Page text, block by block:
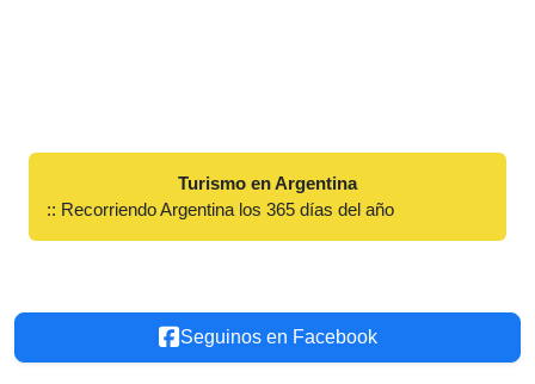
Turismo en Argentina
:: Recorriendo Argentina los 365 días del año
Seguinos en Facebook